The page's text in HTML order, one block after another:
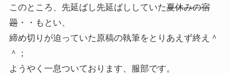
このところ、先延ばし先延ばししていた夏休みの宿
題・・もとい、
締め切りが迫っていた原稿の執筆をとりあえず終え＾
＾；
ようやく一息ついております、服部です。